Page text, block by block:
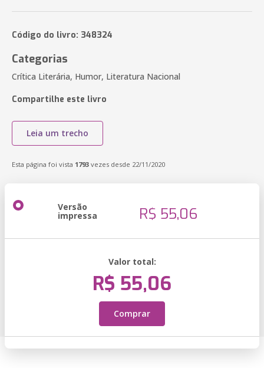
Código do livro: 348324
Categorias
Crítica Literária, Humor, Literatura Nacional
Compartilhe este livro
Leia um trecho
Esta página foi vista 1793 vezes desde 22/11/2020
Versão
impressa R$ 55,06
Valor total:
R$ 55,06
Comprar